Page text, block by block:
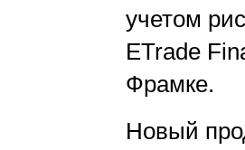
учетом
ETrade
Фрамке.
Новый